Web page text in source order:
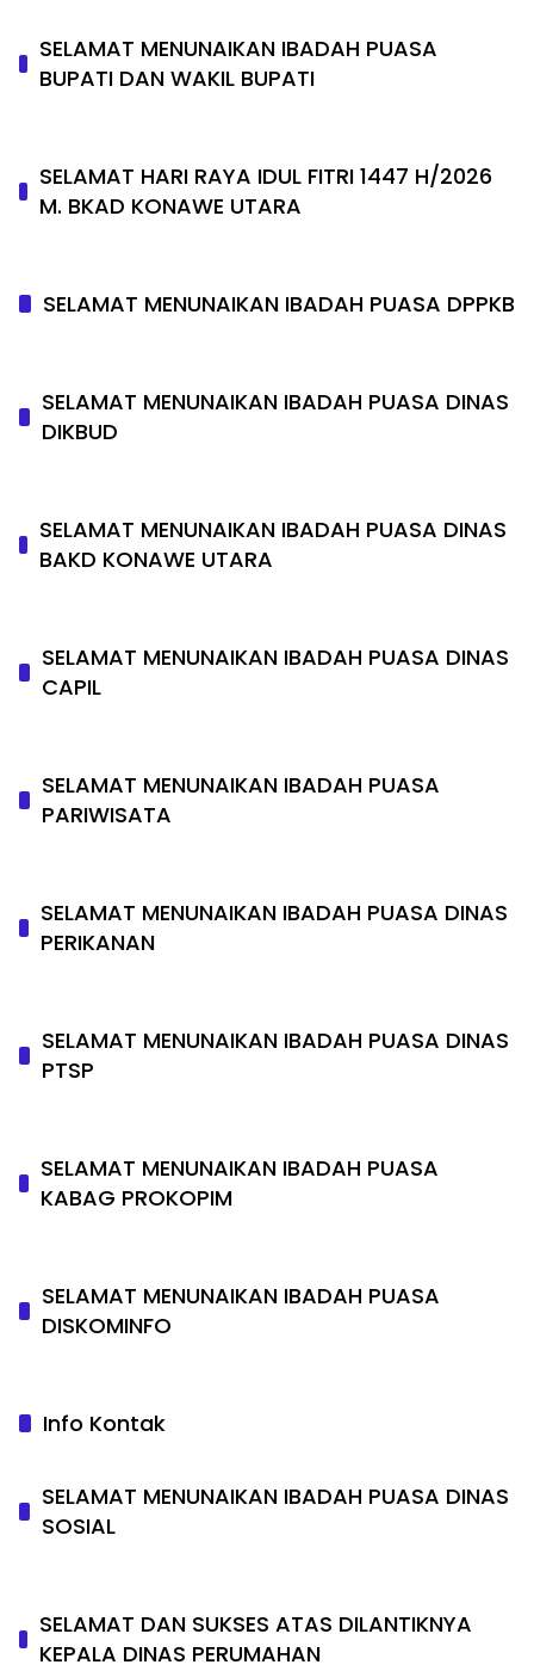
SELAMAT MENUNAIKAN IBADAH PUASA
BUPATI DAN WAKIL BUPATI
SELAMAT HARI RAYA IDUL FITRI 1447 H/2026
M. BKAD KONAWE UTARA
SELAMAT MENUNAIKAN IBADAH PUASA DPPKB
SELAMAT MENUNAIKAN IBADAH PUASA DINAS
DIKBUD
SELAMAT MENUNAIKAN IBADAH PUASA DINAS
BAKD KONAWE UTARA
SELAMAT MENUNAIKAN IBADAH PUASA DINAS
CAPIL
SELAMAT MENUNAIKAN IBADAH PUASA
PARIWISATA
SELAMAT MENUNAIKAN IBADAH PUASA DINAS
PERIKANAN
SELAMAT MENUNAIKAN IBADAH PUASA DINAS
PTSP
SELAMAT MENUNAIKAN IBADAH PUASA
KABAG PROKOPIM
SELAMAT MENUNAIKAN IBADAH PUASA
DISKOMINFO
Info Kontak
SELAMAT MENUNAIKAN IBADAH PUASA DINAS
SOSIAL
SELAMAT DAN SUKSES ATAS DILANTIKNYA
KEPALA DINAS PERUMAHAN